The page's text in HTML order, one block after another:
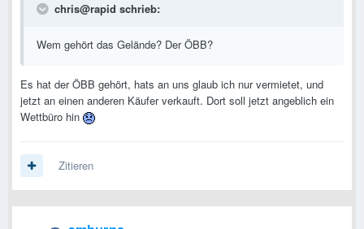
chris@rapid schrieb:
Wem gehört das Gelände? Der ÖBB?
Es hat der ÖBB gehört, hats an uns glaub ich nur vermietet, und
jetzt an einen anderen Käufer verkauft. Dort soll jetzt angeblich ein
Wettbüro hin
Zitieren